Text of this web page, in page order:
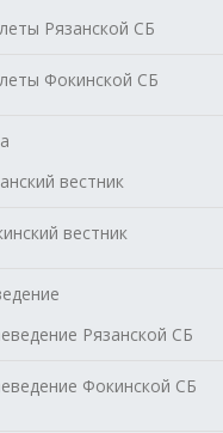
Рязанской СБ
Фокинской СБ
вестник
вестник
Рязанской СБ
Фокинской СБ